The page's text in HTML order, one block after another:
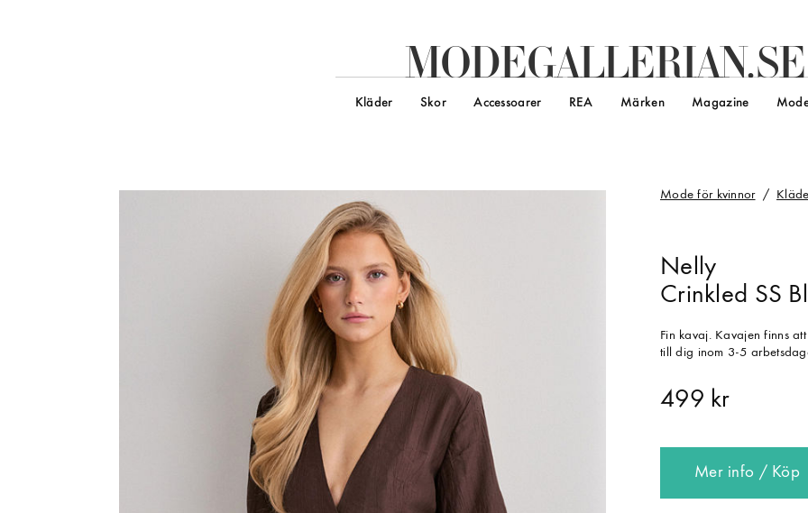
MODEGALLERIAN.SE
Kläder Skor Accessoarer REA Märken Magazine
Mode för kvinnor
Nelly
Crinkled SS
Fin kavaj. Kavajen finns
till dig inom 3-5
499 kr
Mer info / Köp